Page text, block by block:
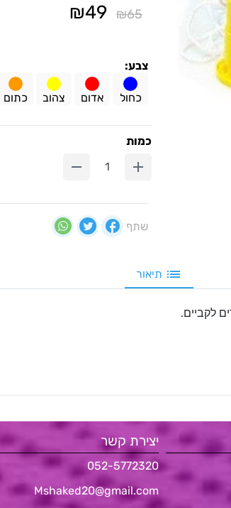
₪65
₪49
צבע:
כחול אדום צהוב כתום
כמות
שתף
תיאור
לקביים.
יצירת קשר
052-5772320
Mshaked20@gmail.com